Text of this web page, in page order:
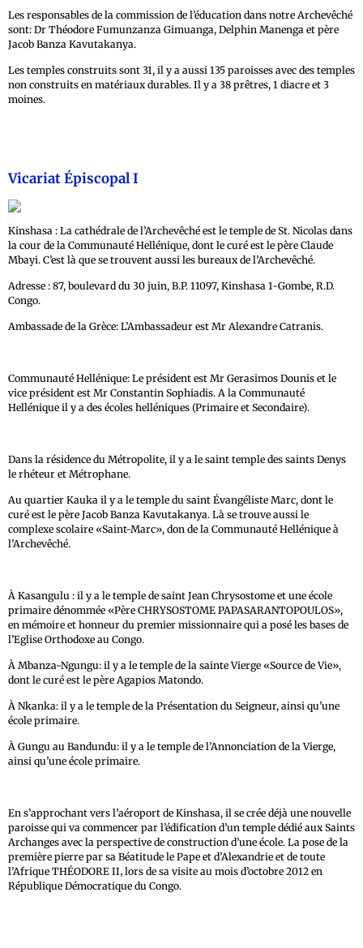
Les responsables de la commission de l’éducation dans notre Archevêché
sont: Dr Théodore Fumunzanza Gimuanga, Delphin Manenga et père
Jacob Banza Kavutakanya.
Les temples construits sont 31, il y a aussi 135 paroisses avec des temples
non construits en matériaux durables. Il y a 38 prêtres, 1 diacre et 3
moines.
Vicariat Épiscopal I
Kinshasa : La cathédrale de l’Archevêché est le temple de St. Nicolas dans
la cour de la Communauté Hellénique, dont le curé est le père Claude
Mbayi. C’est là que se trouvent aussi les bureaux de l’Archevêché.
Adresse : 87, boulevard du 30 juin, B.P. 11097, Kinshasa 1-Gombe, R.D.
Congo.
Ambassade de la Grèce: L’Ambassadeur est Mr Alexandre Catranis.
Communauté Hellénique: Le président est Mr Gerasimos Dounis et le
vice président est Mr Constantin Sophiadis. A la Communauté
Hellénique il y a des écoles helléniques (Primaire et Secondaire).
Dans la résidence du Métropolite, il y a le saint temple des saints Denys
le rhéteur et Métrophane.
Au quartier Kauka il y a le temple du saint Évangéliste Marc, dont le
curé est le père Jacob Banza Kavutakanya. Là se trouve aussi le
complexe scolaire «Saint-Marc», don de la Communauté Hellénique à
l’Archevêché.
À Kasangulu : il y a le temple de saint Jean Chrysostome et une école
primaire dénommée «Père CHRYSOSTOME PAPASARANTOPOULOS»,
en mémoire et honneur du premier missionnaire qui a posé les bases de
l’Eglise Orthodoxe au Congo.
À Mbanza-Ngungu: il y a le temple de la sainte Vierge «Source de Vie»,
dont le curé est le père Agapios Matondo.
À Nkanka: il y a le temple de la Présentation du Seigneur, ainsi qu’une
école primaire.
À Gungu au Bandundu: il y a le temple de l’Annonciation de la Vierge,
ainsi qu’une école primaire.
En s’approchant vers l’aéroport de Kinshasa, il se crée déjà une nouvelle
paroisse qui va commencer par l’édification d’un temple dédié aux Saints
Archanges avec la perspective de construction d’une école. La pose de la
première pierre par sa Béatitude le Pape et d’Alexandrie et de toute
l’Afrique THÉODORE II‚ lors de sa visite au mois d’octobre 2012 en
République Démocratique du Congo.